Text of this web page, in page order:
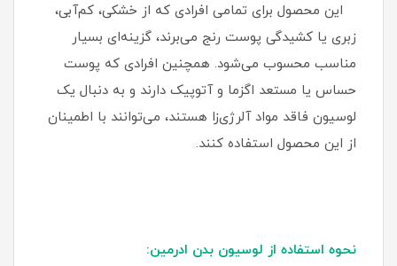
این محصول برای تمامی افرادی که از خشکی، کم‌آبی،
زبری یا کشیدگی پوست رنج می‌برند، گزینه‌ای بسیار
مناسب محسوب می‌شود. همچنین افرادی که پوست
حساس یا مستعد اگزما و آتوپیک دارند و به دنبال یک
لوسیون فاقد مواد آلرژی‌زا هستند، می‌توانند با اطمینان
از این محصول استفاده کنند.
نحوه استفاده از لوسیون بدن ادرمین: